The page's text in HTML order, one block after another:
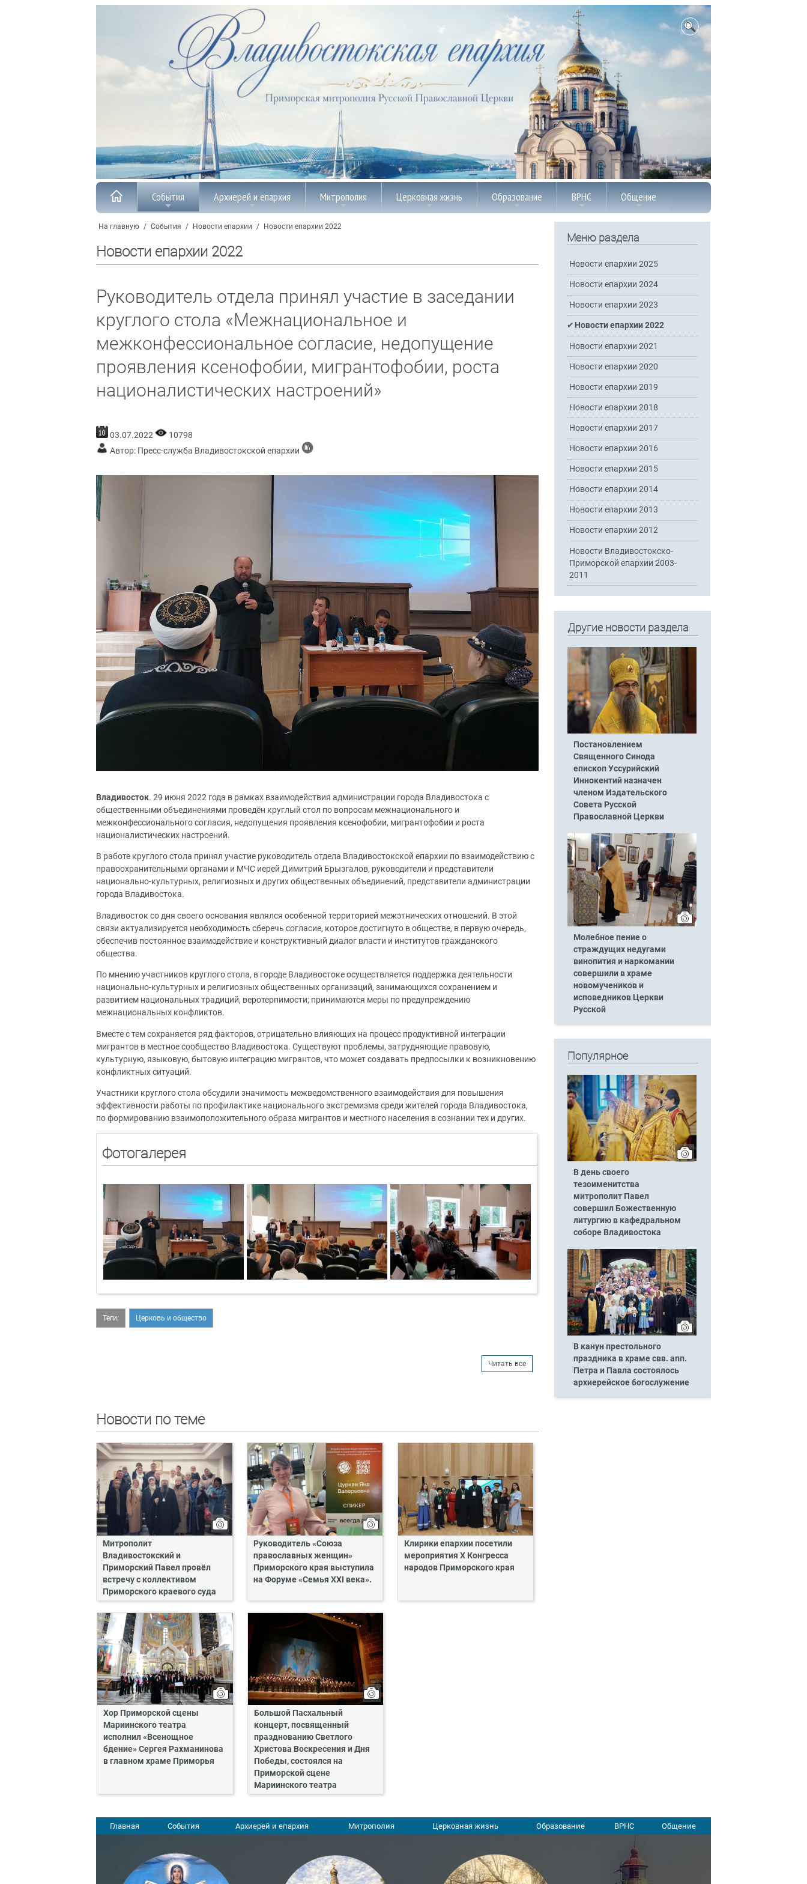
События Архиерей и епархия Митрополия Церковная жизнь Образование ВРНС Общение
На главную / События / Новости епархии / Новости епархии 2022
Новости епархии 2022
Руководитель отдела принял участие в заседании
круглого стола «Межнациональное и
межконфессиональное согласие, недопущение
проявления ксенофобии, мигрантофобии, роста
националистических настроений»
03.07.2022
10798
Автор: Пресс-служба Владивостокской епархии
Владивосток. 29 июня 2022 года в рамках взаимодействия администрации города Владивостока с
общественными объединениями проведён круглый стол по вопросам межнационального и
межконфессионального согласия, недопущения проявления ксенофобии, мигрантофобии и роста
националистических настроений.
В работе круглого стола принял участие руководитель отдела Владивостокской епархии по взаимодействию с
правоохранительными органами и МЧС иерей Димитрий Брызгалов, руководители и представители
национально-культурных, религиозных и других общественных объединений, представители администрации
города Владивостока.
Владивосток со дня своего основания являлся особенной территорией межэтнических отношений. В этой
связи актуализируется необходимость сберечь согласие, которое достигнуто в обществе, в первую очередь,
обеспечив постоянное взаимодействие и конструктивный диалог власти и институтов гражданского
общества.
По мнению участников круглого стола, в городе Владивостоке осуществляется поддержка деятельности
национально-культурных и религиозных общественных организаций, занимающихся сохранением и
развитием национальных традиций, веротерпимости; принимаются меры по предупреждению
межнациональных конфликтов.
Вместе с тем сохраняется ряд факторов, отрицательно влияющих на процесс продуктивной интеграции
мигрантов в местное сообщество Владивостока. Существуют проблемы, затрудняющие правовую,
культурную, языковую, бытовую интеграцию мигрантов, что может создавать предпосылки к возникновению
конфликтных ситуаций.
Участники круглого стола обсудили значимость межведомственного взаимодействия для повышения
эффективности работы по профилактике национального экстремизма среди жителей города Владивостока,
по формированию взаимоположительного образа мигрантов и местного населения в сознании тех и других.
Фотогалерея
Теги: Церковь и общество
Читать все
Новости по теме
Митрополит
Владивостокский и
Приморский Павел провёл
встречу с коллективом
Приморского краевого суда
Руководитель «Союза
православных женщин»
Приморского края выступила
на Форуме «Семья XXI века».
Клирики епархии посетили
мероприятия X Конгресса
народов Приморского края
Хор Приморской сцены
Мариинского театра
исполнил «Всенощное
бдение» Сергея Рахманинова
в главном храме Приморья
Большой Пасхальный
концерт, посвященный
празднованию Светлого
Христова Воскресения и Дня
Победы, состоялся на
Приморской сцене
Мариинского театра
Меню раздела
Новости епархии 2025
Новости епархии 2024
Новости епархии 2023
Новости епархии 2022
Новости епархии 2021
Новости епархии 2020
Новости епархии 2019
Новости епархии 2018
Новости епархии 2017
Новости епархии 2016
Новости епархии 2015
Новости епархии 2014
Новости епархии 2013
Новости епархии 2012
Новости Владивостокско-
Приморской епархии 2003-
2011
Другие новости раздела
Постановлением
Священного Синода
епископ Уссурийский
Иннокентий назначен
членом Издательского
Совета Русской
Православной Церкви
Молебное пение о
страждущих недугами
винопития и наркомании
совершили в храме
новомучеников и
исповедников Церкви
Русской
Популярное
В день своего
тезоименитства
митрополит Павел
совершил Божественную
литургию в кафедральном
соборе Владивостока
В канун престольного
праздника в храме свв. апп.
Петра и Павла состоялось
архиерейское богослужение
Главная События Архиерей и епархия Митрополия Церковная жизнь Образование ВРНС Общение